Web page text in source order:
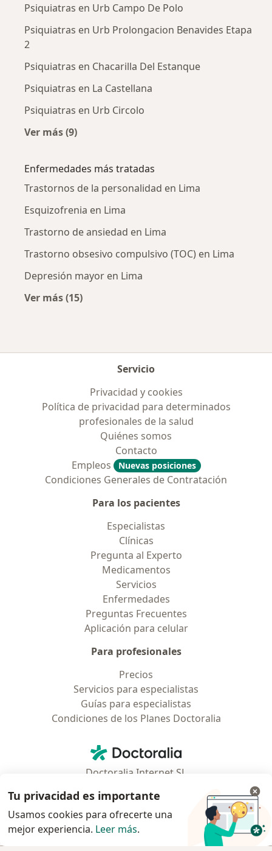
Psiquiatras en Urb Campo De Polo
Psiquiatras en Urb Prolongacion Benavides Etapa
2
Psiquiatras en Chacarilla Del Estanque
Psiquiatras en La Castellana
Psiquiatras en Urb Circolo
Ver más (9)
Enfermedades más tratadas
Trastornos de la personalidad en Lima
Esquizofrenia en Lima
Trastorno de ansiedad en Lima
Trastorno obsesivo compulsivo (TOC) en Lima
Depresión mayor en Lima
Ver más (15)
Servicio
Privacidad y cookies
Política de privacidad para determinados
profesionales de la salud
Quiénes somos
Contacto
Empleos
Nuevas posiciones
Condiciones Generales de Contratación
Para los pacientes
Especialistas
Clínicas
Pregunta al Experto
Medicamentos
Servicios
Enfermedades
Preguntas Frecuentes
Aplicación para celular
Para profesionales
Precios
Servicios para especialistas
Guías para especialistas
Condiciones de los Planes Doctoralia
Doctoralia - Página de inicio
Doctoralia Internet SL
08019 Barcelona, Spain
Tu privacidad es importante
Usamos cookies para ofrecerte una
mejor experiencia. Leer más.